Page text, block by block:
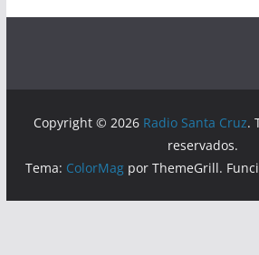
Copyright © 2026 Radio Santa Cruz.
reservados.
Tema: ColorMag por ThemeGrill.